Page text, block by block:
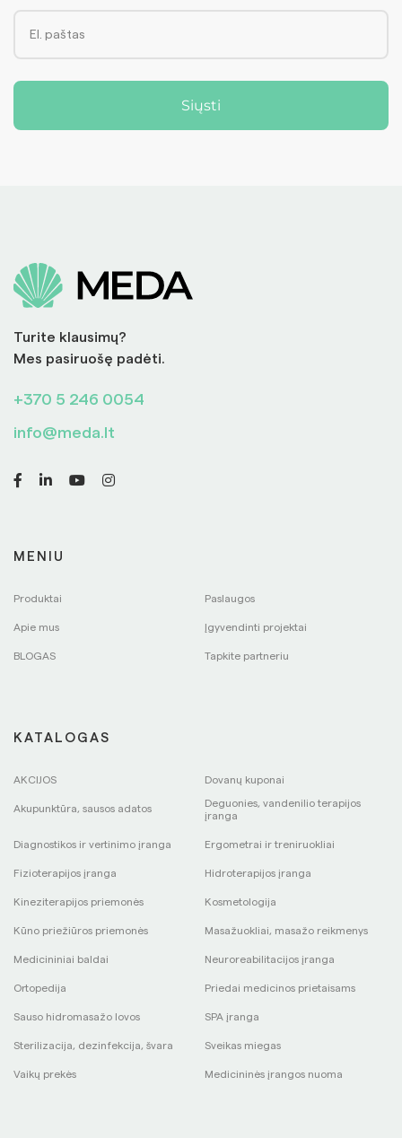
Siųsti
Turite klausimų?
Mes pasiruošę padėti.
+370 5 246 0054
info@meda.lt
MENIU
Produktai Paslaugos
Apie mus Įgyvendinti projektai
BLOGAS Tapkite partneriu
KATALOGAS
AKCIJOS Dovanų kuponai
Akupunktūra, sausos adatos
Deguonies, vandenilio terapijos
įranga
Diagnostikos ir vertinimo įranga Ergometrai ir treniruokliai
Fizioterapijos įranga Hidroterapijos įranga
Kineziterapijos priemonės Kosmetologija
Kūno priežiūros priemonės Masažuokliai, masažo reikmenys
Medicininiai baldai Neuroreabilitacijos įranga
Ortopedija Priedai medicinos prietaisams
Sauso hidromasažo lovos SPA įranga
Sterilizacija, dezinfekcija, švara Sveikas miegas
Vaikų prekės Medicininės įrangos nuoma